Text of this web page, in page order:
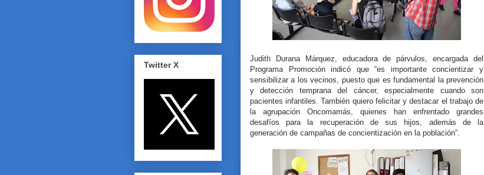
Judith Durana Márquez, educadora de párvulos, encargada del
Programa Promoción indicó que “es importante concientizar y
sensibilizar a los vecinos, puesto que es fundamental la prevención
y detección temprana del cáncer, especialmente cuando son
pacientes infantiles. También quiero felicitar y destacar el trabajo de
la agrupación Oncomamás, quienes han enfrentado grandes
desafíos para la recuperación de sus hijos, además de la
generación de campañas de concientización en la población”.
Twitter X